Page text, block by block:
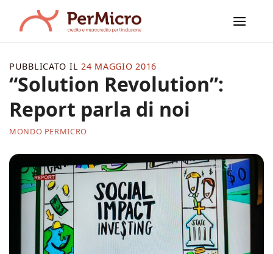
contenuti
MONDO PERMICRO
“Solution Revolution”:
Report parla di noi
PUBBLICATO IL24 MAGGIO 2016